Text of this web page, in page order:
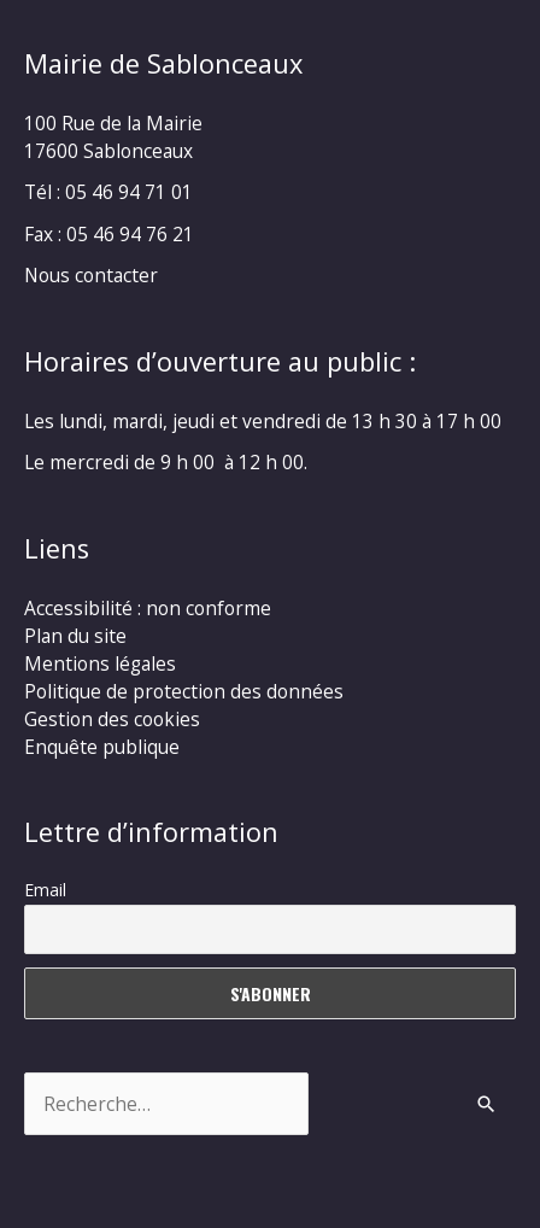
Mairie de Sablonceaux
100 Rue de la Mairie
17600 Sablonceaux
Tél : 05 46 94 71 01
Fax : 05 46 94 76 21
Nous contacter
Horaires d’ouverture au public :
Les lundi, mardi, jeudi et vendredi de 13 h 30 à 17 h 00
Le mercredi de 9 h 00 à 12 h 00.
Liens
Accessibilité : non conforme
Plan du site
Mentions légales
Politique de protection des données
Gestion des cookies
Enquête publique
Lettre d’information
Email